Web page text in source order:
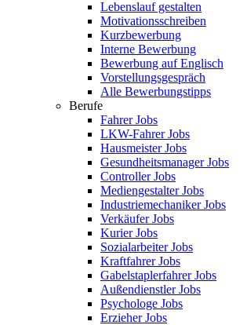
Lebenslauf gestalten
Motivationsschreiben
Kurzbewerbung
Interne Bewerbung
Bewerbung auf Englisch
Vorstellungsgespräch
Alle Bewerbungstipps
Berufe
Fahrer Jobs
LKW-Fahrer Jobs
Hausmeister Jobs
Gesundheitsmanager Jobs
Controller Jobs
Mediengestalter Jobs
Industriemechaniker Jobs
Verkäufer Jobs
Kurier Jobs
Sozialarbeiter Jobs
Kraftfahrer Jobs
Gabelstaplerfahrer Jobs
Außendienstler Jobs
Psychologe Jobs
Erzieher Jobs